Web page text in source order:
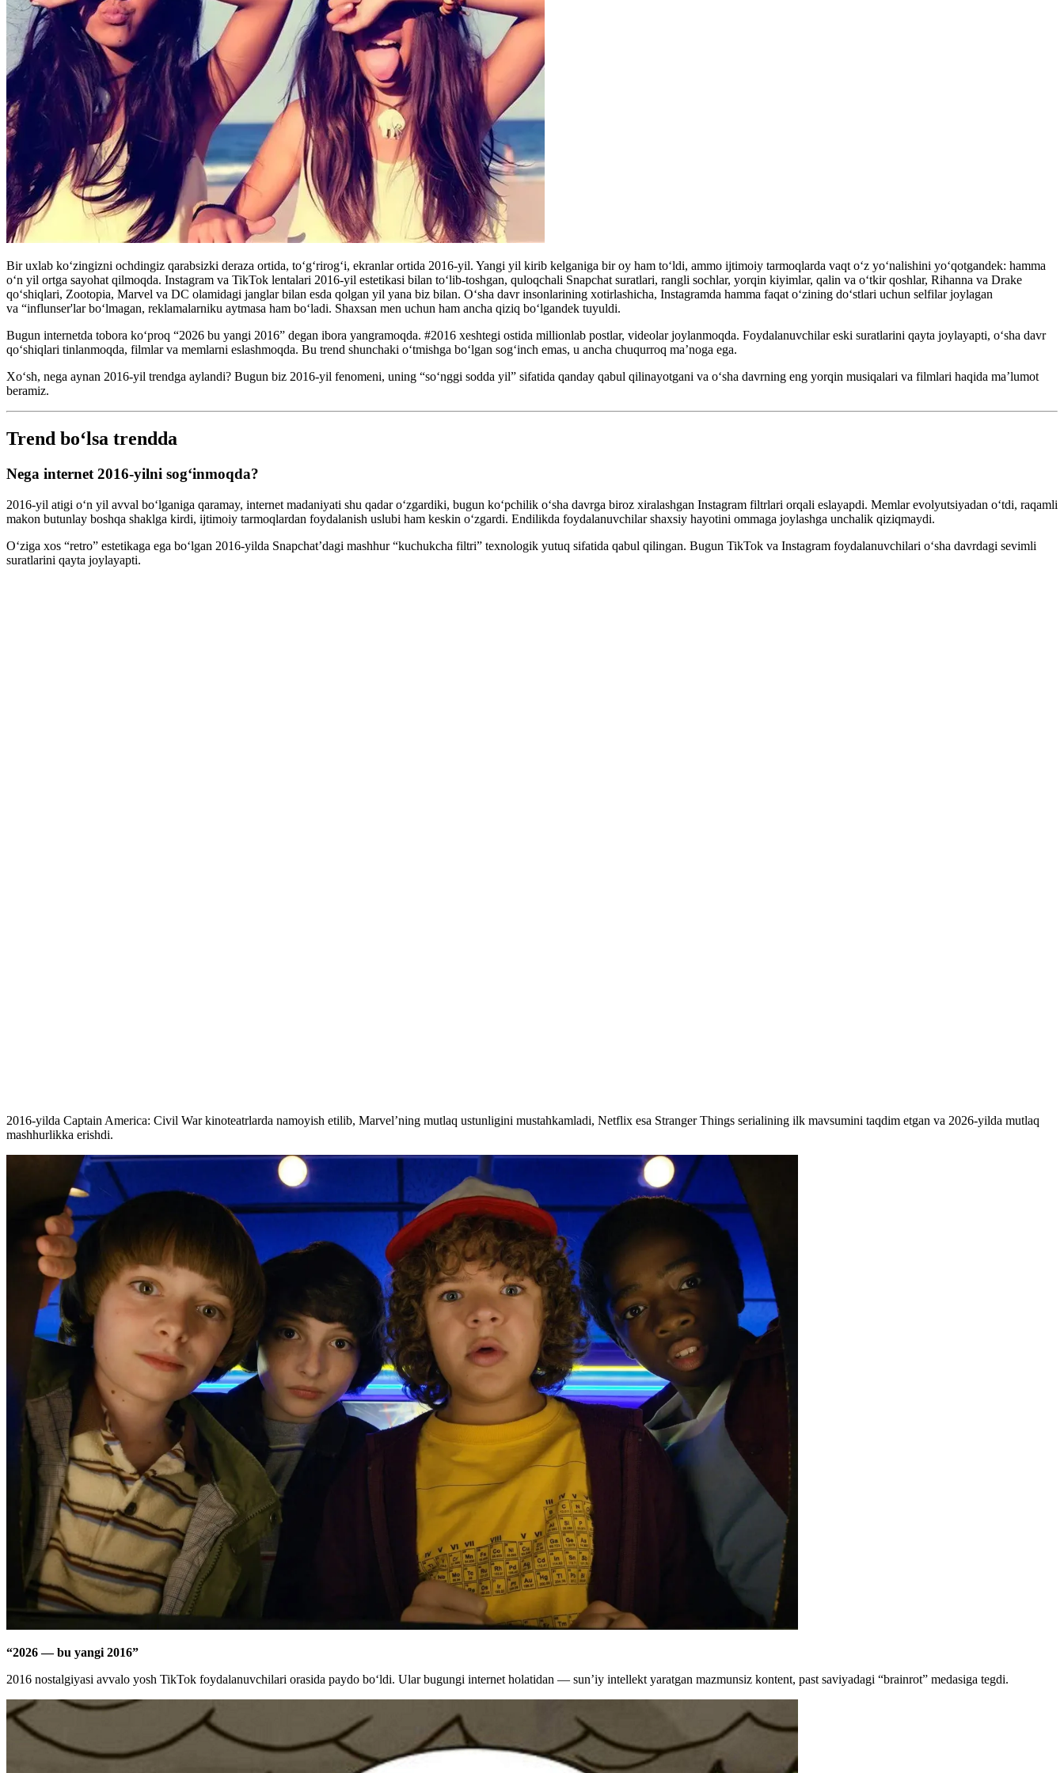
Bir uxlab ko‘zingizni ochdingiz qarabsizki deraza ortida, toʻgʻrirogʻi, ekranlar ortida 2016-yil. Yangi yil kirib kelganiga bir oy ham to‘ldi, ammo ijtimoiy tarmoqlarda vaqt o‘z yo‘nalishini yo‘qotgandek: hamma
o‘n yil ortga sayohat qilmoqda. Instagram va TikTok lentalari 2016-yil estetikasi bilan to‘lib-toshgan, quloqchali Snapchat suratlari, rangli sochlar, yorqin kiyimlar, qalin va o‘tkir qoshlar, Rihanna va Drake
qo‘shiqlari, Zootopia, Marvel va DC olamidagi janglar bilan esda qolgan yil yana biz bilan. Oʻsha davr insonlarining xotirlashicha, Instagramda hamma faqat oʻzining doʻstlari uchun selfilar joylagan
va “influnser'lar boʻlmagan, reklamalarniku aytmasa ham boʻladi. Shaxsan men uchun ham ancha qiziq boʻlgandek tuyuldi.
Bugun internetda tobora ko‘proq “2026 bu yangi 2016” degan ibora yangramoqda. #2016 xeshtegi ostida millionlab postlar, videolar joylanmoqda. Foydalanuvchilar eski suratlarini qayta joylayapti, o‘sha davr
qo‘shiqlari tinlanmoqda, filmlar va memlarni eslashmoqda. Bu trend shunchaki o‘tmishga bo‘lgan sog‘inch emas, u ancha chuqurroq ma’noga ega.
Xo‘sh, nega aynan 2016-yil trendga aylandi? Bugun biz 2016-yil fenomeni, uning “so‘nggi sodda yil” sifatida qanday qabul qilinayotgani va o‘sha davrning eng yorqin musiqalari va filmlari haqida ma’lumot
beramiz.
Trend boʻlsa trendda
Nega internet 2016-yilni sog‘inmoqda?
2016-yil atigi o‘n yil avval bo‘lganiga qaramay, internet madaniyati shu qadar o‘zgardiki, bugun ko‘pchilik o‘sha davrga biroz xiralashgan Instagram filtrlari orqali eslayapdi. Memlar evolyutsiyadan o‘tdi, raqamli
makon butunlay boshqa shaklga kirdi, ijtimoiy tarmoqlardan foydalanish uslubi ham keskin o‘zgardi. Endilikda foydalanuvchilar shaxsiy hayotini ommaga joylashga unchalik qiziqmaydi.
Oʻziga xos “retro” estetikaga ega boʻlgan 2016-yilda Snapchat’dagi mashhur “kuchukcha filtri” texnologik yutuq sifatida qabul qilingan. Bugun TikTok va Instagram foydalanuvchilari o‘sha davrdagi sevimli
suratlarini qayta joylayapti.
2016-yilda Captain America: Civil War kinoteatrlarda namoyish etilib, Marvel’ning mutlaq ustunligini mustahkamladi, Netflix esa Stranger Things serialining ilk mavsumini taqdim etgan va 2026-yilda mutlaq
mashhurlikka erishdi.
“2026 — bu yangi 2016”
2016 nostalgiyasi avvalo yosh TikTok foydalanuvchilari orasida paydo bo‘ldi. Ular bugungi internet holatidan — sun’iy intellekt yaratgan mazmunsiz kontent, past saviyadagi “brainrot” medasiga tegdi.